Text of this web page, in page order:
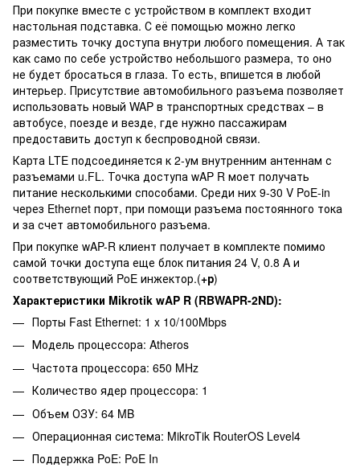
При покупке вместе с устройством в комплект входит
настольная подставка. С её помощью можно легко
разместить точку доступа внутри любого помещения. А так
как само по себе устройство небольшого размера, то оно
не будет бросаться в глаза. То есть, впишется в любой
интерьер. Присутствие автомобильного разъема позволяет
использовать новый WAP в транспортных средствах – в
автобусе, поезде и везде, где нужно пассажирам
предоставить доступ к беспроводной связи.
Карта LTE подсоединяется к 2-ум внутренним антеннам с
разъемами u.FL. Точка доступа wAP R моет получать
питание несколькими способами. Среди них 9-30 V PoE-in
через Ethernet порт, при помощи разъема постоянного тока
и за счет автомобильного разъема.
При покупке wAP-R клиент получает в комплекте помимо
самой точки доступа еще блок питания 24 V, 0.8 A и
соответствующий PoE инжектор.(+р)
Характеристики Mikrotik wAP R (RBWAPR-2ND):
Порты Fast Ethernet: 1 x 10/100Mbps
Модель процессора: Atheros
Частота процессора: 650 MHz
Количество ядер процессора: 1
Объем ОЗУ: 64 MB
Операционная система: MikroTik RouterOS Level4
Поддержка PoE: PoE In